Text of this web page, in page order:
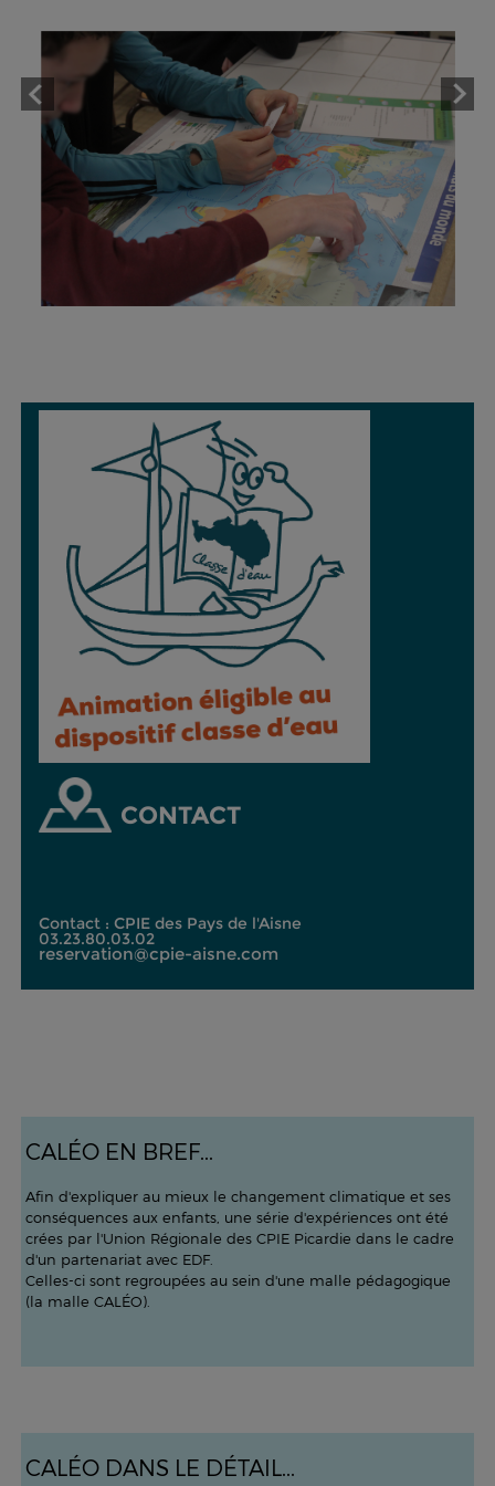
CONTACT
Contact : CPIE des Pays de l'Aisne
03.23.80.03.02
reservation@cpie-aisne.com
CALÉO EN BREF...
Afin d'expliquer au mieux le changement climatique et ses
conséquences aux enfants, une série d'expériences ont été
crées par l'Union Régionale des CPIE Picardie dans le cadre
d'un partenariat avec EDF.
Celles-ci sont regroupées au sein d'une malle pédagogique
(la malle CALÉO).
CALÉO DANS LE DÉTAIL...